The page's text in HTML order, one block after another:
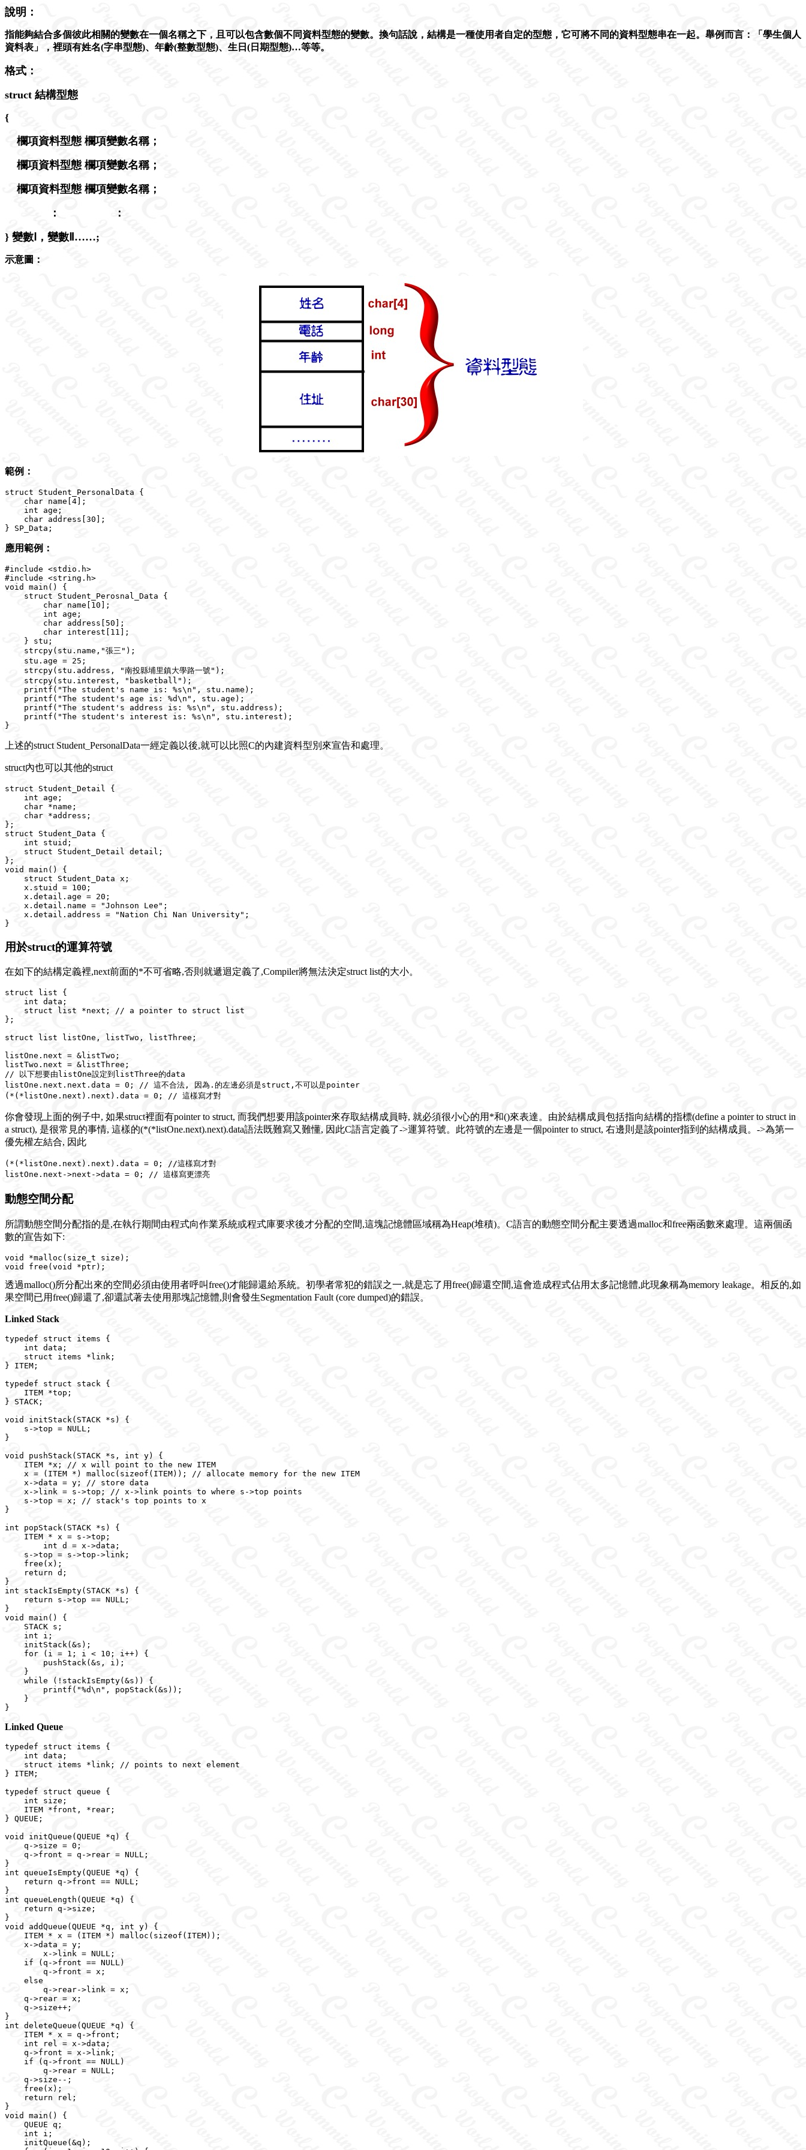
說明：
指能夠結合多個彼此相關的變數在一個名稱之下，且可以包含數個不同資料型態的變數。換句話說，結構是一種使用者自定的型態，它可將不同的資料型態串在一起。舉例而言：「學生個人
資料表」，裡頭有姓名(字串型態)、年齡(整數型態)、生日(日期型態)…等等。
格式：
struct 結構型態
{
欄項資料型態 欄項變數名稱；
欄項資料型態 欄項變數名稱；
欄項資料型態 欄項變數名稱；
： ：
} 變數Ⅰ，變數Ⅱ……;
示意圖：
範例：
struct Student_PersonalData {
    char name[4];
    int age;
    char address[30];
應用範例：
#include <stdio.h>
#include <string.h>
void main() {
    struct Student_Perosnal_Data {
        char name[10];
        int age;
        char address[50];
        char interest[11];
    } stu;
    strcpy(stu.name,"張三");
    stu.age = 25;
    strcpy(stu.address, "南投縣埔里鎮大學路一號");
    strcpy(stu.interest, "basketball");
    printf("The student's name is: %s\n", stu.name);
    printf("The student's age is: %d\n", stu.age);
    printf("The student's address is: %s\n", stu.address);
    printf("The student's interest is: %s\n", stu.interest);
上述的struct Student_PersonalData一經定義以後,就可以比照C的內建資料型別來宣告和處理。
struct內也可以其他的struct
struct Student_Detail {
    int age;
    char *name;
    char *address;
};
struct Student_Data {
    int stuid;
    struct Student_Detail detail;
};
void main() {
    struct Student_Data x;
    x.stuid = 100;
    x.detail.age = 20;
    x.detail.name = "Johnson Lee";
    x.detail.address = "Nation Chi Nan University";
用於struct的運算符號
在如下的結構定義裡,next前面的*不可省略,否則就遞迴定義了,Compiler將無法決定struct list的大小。
struct list {
    int data;
    struct list *next; // a pointer to struct list
};
struct list listOne, listTwo, listThree;
listOne.next = &listTwo;
listTwo.next = &listThree;
// 以下想要由listOne設定到listThree的data
listOne.next.next.data = 0; // 這不合法, 因為.的左邊必須是struct,不可以是pointer
你會發現上面的例子中, 如果struct裡面有pointer to struct, 而我們想要用該pointer來存取結構成員時, 就必須很小心的用*和()來表達。由於結構成員包括指向結構的指標(define a pointer to struct in
a struct), 是很常見的事情, 這樣的(*(*listOne.next).next).data語法既難寫又難懂, 因此C語言定義了->運算符號。此符號的左邊是一個pointer to struct, 右邊則是該pointer指到的結構成員。->為第一
優先權左結合, 因此
(*(*listOne.next).next).data = 0; //這樣寫才對
動態空間分配
所謂動態空間分配指的是,在執行期間由程式向作業系統或程式庫要求後才分配的空間,這塊記憶體區域稱為Heap(堆積)。C語言的動態空間分配主要透過malloc和free兩函數來處理。這兩個函
數的宣告如下:
void *malloc(size_t size);
透過malloc()所分配出來的空間必須由使用者呼叫free()才能歸還給系統。初學者常犯的錯誤之一,就是忘了用free()歸還空間,這會造成程式佔用太多記憶體,此現象稱為memory leakage。相反的,如
果空間已用free()歸還了,卻還試著去使用那塊記憶體,則會發生Segmentation Fault (core dumped)的錯誤。
Linked Stack
typedef struct items {
    int data;
    struct items *link;
} ITEM;
typedef struct stack {
    ITEM *top;
} STACK;
void initStack(STACK *s) {
    s->top = NULL;
}
void pushStack(STACK *s, int y) {
    ITEM *x; // x will point to the new ITEM
    x = (ITEM *) malloc(sizeof(ITEM)); // allocate memory for the new ITEM
    x->data = y; // store data
    x->link = s->top; // x->link points to where s->top points
    s->top = x; // stack's top points to x
}
int popStack(STACK *s) {
    ITEM * x = s->top;
    s->top = s->top->link;
    free(x);
    return d;
}
int stackIsEmpty(STACK *s) {
    return s->top == NULL;
}
void main() {
    STACK s;
    int i;
    initStack(&s);
    for (i = 1; i < 10; i++) {
        pushStack(&s, i);
    }
    while (!stackIsEmpty(&s)) {
        printf("%d\n", popStack(&s));
    }
Linked Queue
typedef struct items {
    int data;
    struct items *link; // points to next element
} ITEM;
typedef struct queue {
    int size;
    ITEM *front, *rear;
} QUEUE;
void initQueue(QUEUE *q) {
    q->size = 0;
    q->front = q->rear = NULL;
}
int queueIsEmpty(QUEUE *q) {
    return q->front == NULL;
}
int queueLength(QUEUE *q) {
    return q->size;
}
void addQueue(QUEUE *q, int y) {
    ITEM * x = (ITEM *) malloc(sizeof(ITEM));
    x->data = y;
    if (q->front == NULL)
        q->front = x;
    else
        q->rear->link = x;
    q->rear = x;
    q->size++;
}
int deleteQueue(QUEUE *q) {
    ITEM * x = q->front;
    int rel = x->data;
    q->front = x->link;
    if (q->front == NULL)
        q->rear = NULL;
    q->size--;
    free(x);
    return rel;
}
void main() {
    QUEUE q;
    int i;
    initQueue(&q);